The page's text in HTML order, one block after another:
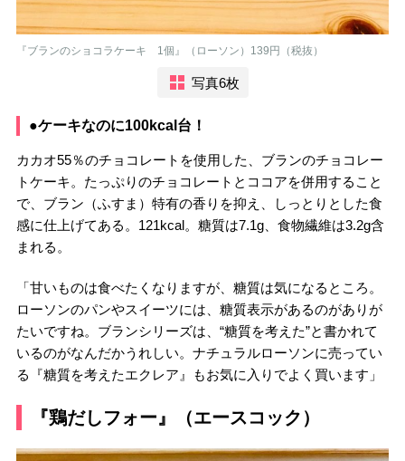
『ブランのショコラケーキ 1個』（ローソン）139円（税抜）
写真6枚
●ケーキなのに100kcal台！
カカオ55％のチョコレートを使用した、ブランのチョコレー
トケーキ。たっぷりのチョコレートとココアを併用すること
で、ブラン（ふすま）特有の香りを抑え、しっとりとした食
感に仕上げてある。121kcal。糖質は7.1g、食物繊維は3.2g含
まれる。
「甘いものは食べたくなりますが、糖質は気になるところ。
ローソンのパンやスイーツには、糖質表示があるのがありが
たいですね。ブランシリーズは、“糖質を考えた”と書かれて
いるのがなんだかうれしい。ナチュラルローソンに売ってい
る『糖質を考えたエクレア』もお気に入りでよく買います」
『鶏だしフォー』（エースコック）